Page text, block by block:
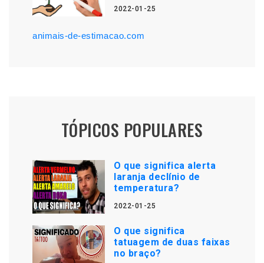
2022-01-25
animais-de-estimacao.com
TÓPICOS POPULARES
O que significa alerta
laranja declínio de
temperatura?
2022-01-25
O que significa
tatuagem de duas faixas
no braço?